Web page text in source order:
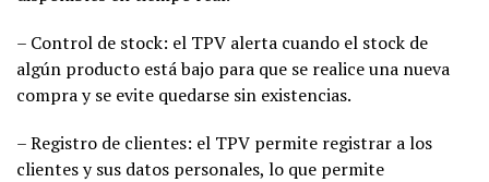
– Control de stock: el TPV alerta cuando el stock de
algún producto está bajo para que se realice una nueva
compra y se evite quedarse sin existencias.
– Registro de clientes: el TPV permite registrar a los
clientes y sus datos personales, lo que permite